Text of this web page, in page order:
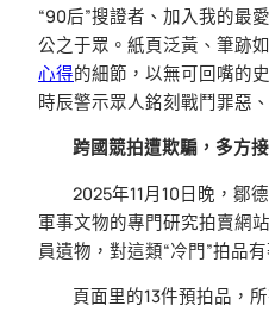
“90后”搜證者、加入我的最
公之于眾。紙頁泛黃、筆跡
心得的細節，以無可回嘴的
時辰警示眾人銘刻戰鬥罪惡
跨國競拍遭欺騙，多方
2025年11月10日晚，鄒
軍事文物的專門研究拍賣網
員遺物，對這類“冷門”拍品
頁面里的13件預拍品，